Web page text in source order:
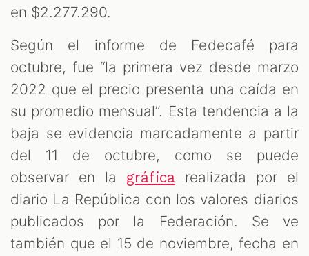
en $2.277.290.
Según el informe de Fedecafé para
octubre, fue “la primera vez desde marzo
2022 que el precio presenta una caída en
su promedio mensual”. Esta tendencia a la
baja se evidencia marcadamente a partir
del 11 de octubre, como se puede
observar en la gráfica realizada por el
diario La República con los valores diarios
publicados por la Federación. Se ve
también que el 15 de noviembre, fecha en